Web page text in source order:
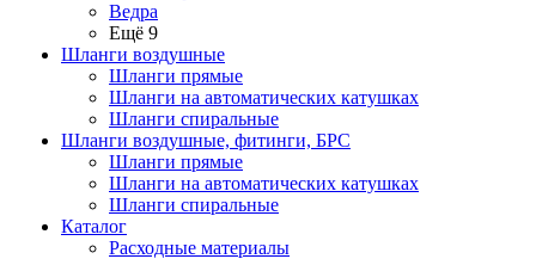
Ведра
Ещё 9
Шланги воздушные
Шланги прямые
Шланги на автоматических катушках
Шланги спиральные
Шланги воздушные, фитинги, БРС
Шланги прямые
Шланги на автоматических катушках
Шланги спиральные
Каталог
Расходные материалы